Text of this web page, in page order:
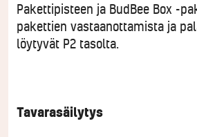
Pakettipisteen ja BudBee Box -
pakettien vastaanottamista ja
löytyvät P2 tasolta.
Tavarasäilytys